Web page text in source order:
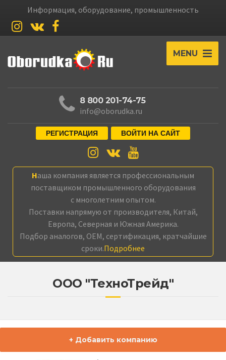
Информация, оборудование, промышленность
MENU
8 800 201-74-75
info@oborudka.ru
РЕГИСТРАЦИЯ ВОЙТИ НА САЙТ
Наша компания является профессиональным
поставщиком промышленного оборудования
с многолетним опытом.
Поставки напрямую от производителя, Китай,
Европа, Северная и Южная Америка.
Подбор аналогов, OEM, сертификация, кратчайшие
сроки.Подробнее
ООО "ТехноТрейд"
+ Добавить компанию